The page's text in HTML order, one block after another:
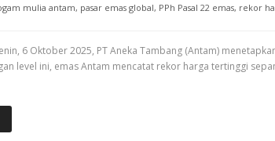
mulia antam, pasar emas global, PPh Pasal 22 emas, rekor
6 Oktober 2025, PT Aneka Tambang (Antam)
level ini, emas Antam mencatat rekor harga tertinggi